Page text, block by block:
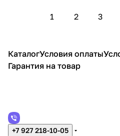
1 2 3
КаталогУсловия оплаты
Гарантия на товар
+7 927 218-10-05